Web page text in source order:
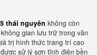
thái nguyên không còn
gian lưu trữ trong văn
trị hình thức trang trí cao
sử lý sơn tĩnh điện bền